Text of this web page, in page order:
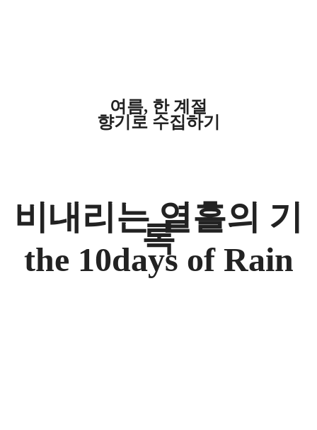
여름, 한 계절
향기로 수집하기
비내리는 열흘의 기
록
the 10days of Rain